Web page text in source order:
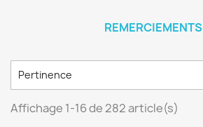
REMERCIEMENTS
Pertinence
Affichage 1-16 de 282 article(s)